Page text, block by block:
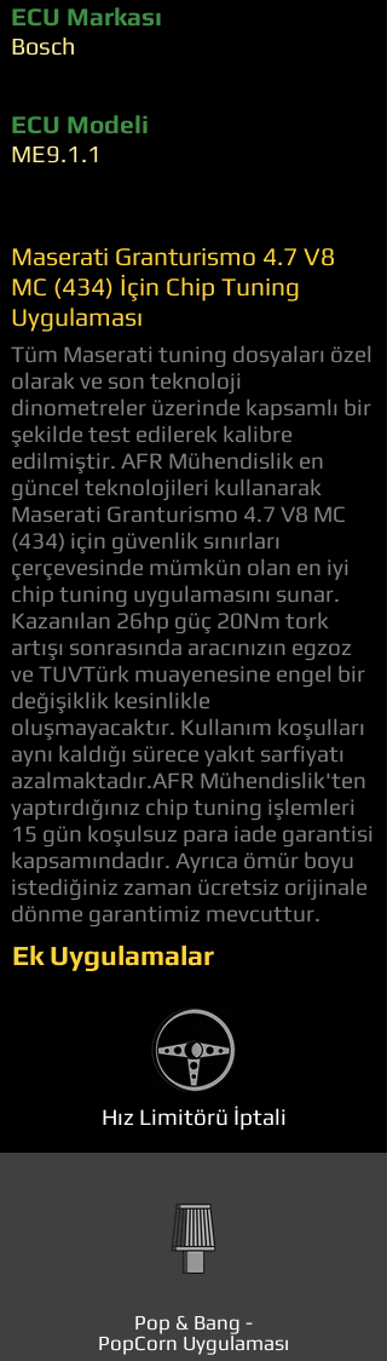
ECU Markası
Bosch
ECU Modeli
ME9.1.1
Maserati Granturismo 4.7 V8
MC (434) İçin Chip Tuning
Uygulaması
Tüm Maserati tuning dosyaları özel
olarak ve son teknoloji
dinometreler üzerinde kapsamlı bir
şekilde test edilerek kalibre
edilmiştir. AFR Mühendislik en
güncel teknolojileri kullanarak
Maserati Granturismo 4.7 V8 MC
(434) için güvenlik sınırları
çerçevesinde mümkün olan en iyi
chip tuning uygulamasını sunar.
Kazanılan 26hp güç 20Nm tork
artışı sonrasında aracınızın egzoz
ve TUVTürk muayenesine engel bir
değişiklik kesinlikle
oluşmayacaktır. Kullanım koşulları
aynı kaldığı sürece yakıt sarfiyatı
azalmaktadır.AFR Mühendislik'ten
yaptırdığınız chip tuning işlemleri
15 gün koşulsuz para iade garantisi
kapsamındadır. Ayrıca ömür boyu
istediğiniz zaman ücretsiz orijinale
dönme garantimiz mevcuttur.
Ek Uygulamalar
Hız Limitörü İptali
Pop & Bang -
PopCorn Uygulaması